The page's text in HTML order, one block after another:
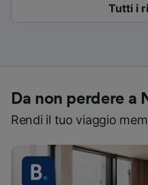
Tutti i
Da non perdere a
Rendi il tuo viaggio